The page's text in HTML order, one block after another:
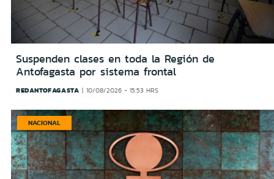
Suspenden clases en toda la Región de
Antofagasta por sistema frontal
REDANTOFAGASTA 10/08/2026 - 15:53 HRS
NACIONAL